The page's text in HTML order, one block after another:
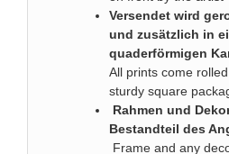
Versendet wird
und zusätzlich in
quaderförmigen
All prints come
sturdy square
Rahmen und
Bestandteil des
Frame and any